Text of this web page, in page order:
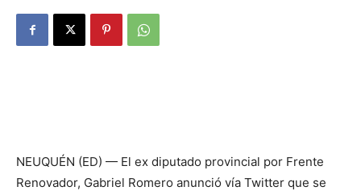
NEUQUÉN (ED) — El ex diputado provincial por Frente
Renovador, Gabriel Romero anunció vía Twitter que se